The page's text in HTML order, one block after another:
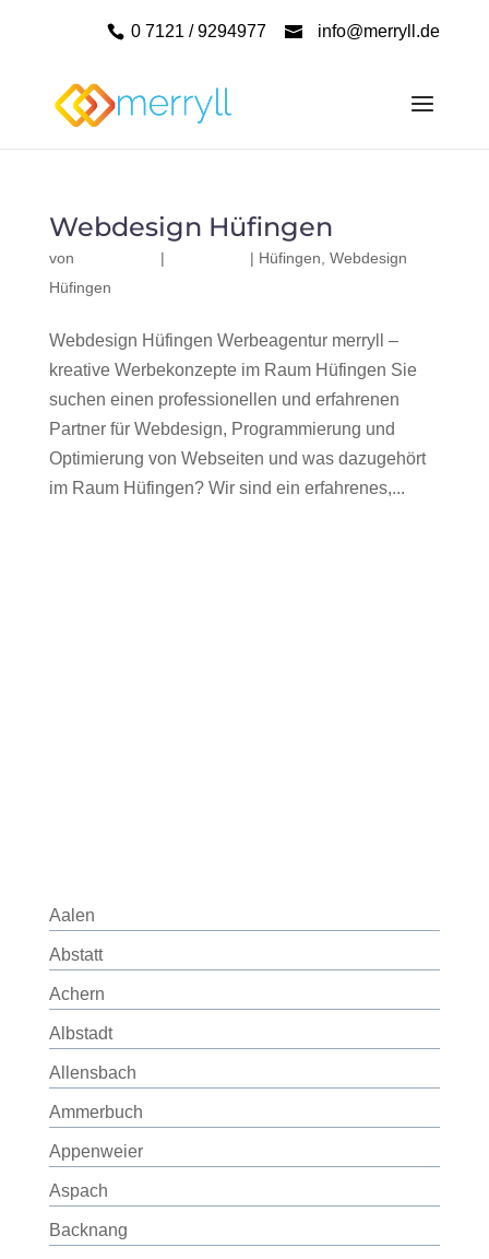
0 7121 / 9294977 info@merryll.de
Webdesign Hüfingen
von | | Hüfingen Webdesign
Hüfingen
Webdesign Hüfingen Werbeagentur merryll –
kreative Werbekonzepte im Raum Hüfingen Sie
suchen einen professionellen und erfahrenen
Partner für Webdesign, Programmierung und
Optimierung von Webseiten und was dazugehört
im Raum Hüfingen? Wir sind ein erfahrenes,...
Aalen
Abstatt
Achern
Albstadt
Allensbach
Ammerbuch
Appenweier
Aspach
Backnang